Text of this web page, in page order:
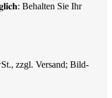
Behalten Sie Ihr
zzgl. Versand; Bild-